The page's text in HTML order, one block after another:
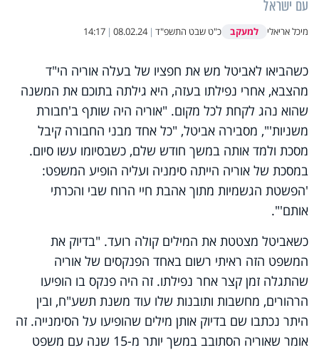
עם ישראל
מיכל אריאלי למעקב כ"ט שבט התשפ"ד |
08.02.24
|
14:17
כשהביאו לאביטל מש את חפציו של בעלה אוריה הי"ד
מהצבא, אחרי נפילתו בעזה, היא גילתה בתוכם את המשנה
שהוא נהג לקחת לכל מקום. "אוריה היה שותף ב'חבורת
משניות'", מסבירה אביטל, "כל אחד מבני החבורה קיבל
מסכת ולמד אותה במשך חודש שלם, כשבסיומו עשו סיום.
במסכת של אוריה הייתה סימניה ועליה הופיע המשפט:
'הפשטת הגשמיות מתוך אהבת חיי הרוח שבי והכרתי
אותם'".
כשאביטל מצטטת את המילים קולה רועד. "בדיוק את
המשפט הזה ראיתי רשום באחד הפנקסים של אוריה
שהתגלה זמן קצר אחר נפילתו. זה היה פנקס בו הופיעו
הרהורים, מחשבות ותובנות שלו עוד משנת תשע"ח, ובין
היתר נכתבו שם בדיוק אותן מילים שהופיעו על הסימנייה. זה
אומר שאוריה הסתובב במשך יותר מ-15 שנה עם משפט